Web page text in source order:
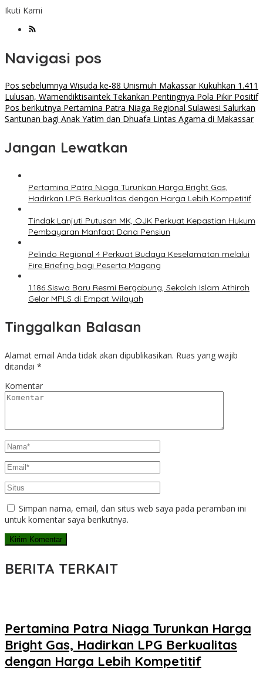
Ikuti Kami
Navigasi pos
Pos sebelumnya Wisuda ke-88 Unismuh Makassar Kukuhkan 1.411
Lulusan, Wamendiktisaintek Tekankan Pentingnya Pola Pikir Positif
Pos berikutnya Pertamina Patra Niaga Regional Sulawesi Salurkan
Santunan bagi Anak Yatim dan Dhuafa Lintas Agama di Makassar
Jangan Lewatkan
Pertamina Patra Niaga Turunkan Harga Bright Gas,
Hadirkan LPG Berkualitas dengan Harga Lebih Kompetitif
Tindak Lanjuti Putusan MK, OJK Perkuat Kepastian Hukum
Pembayaran Manfaat Dana Pensiun
Pelindo Regional 4 Perkuat Budaya Keselamatan melalui
Fire Briefing bagi Peserta Magang
1.186 Siswa Baru Resmi Bergabung, Sekolah Islam Athirah
Gelar MPLS di Empat Wilayah
Tinggalkan Balasan
Alamat email Anda tidak akan dipublikasikan. Ruas yang wajib
ditandai *
Komentar
Simpan nama, email, dan situs web saya pada peramban ini
untuk komentar saya berikutnya.
BERITA TERKAIT
Pertamina Patra Niaga Turunkan Harga
Bright Gas, Hadirkan LPG Berkualitas
dengan Harga Lebih Kompetitif